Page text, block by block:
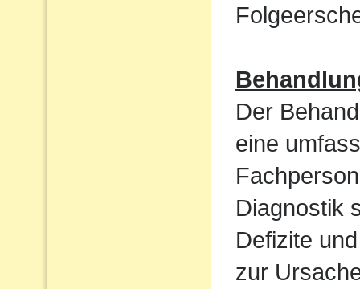
Der
eine
Diagnostik
Defizite
zur